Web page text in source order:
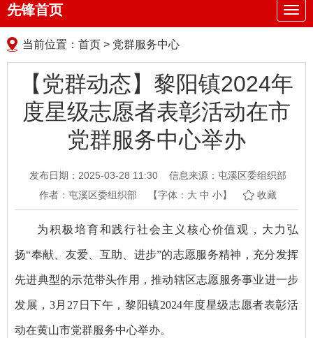
导
航
先锋首页
当前位置： 首页 > 党群服务中心
【党群动态】黎阳镇2024年
度星级志愿者表彰活动在市
党群服务中心举办
发布日期：2025-03-28 11:30
信息来源：屯溪区委组织部
作者：屯溪区委组织部
【字体： 大 中 小】 收藏
为积极培育和践行社会主义核心价值观，大力弘
扬“奉献、友爱、互助、进步”的志愿服务精神，充分发挥
先进典型的示范带头作用，推动辖区志愿服务事业进一步
发展，3月27日下午，黎阳镇2024年度星级志愿者表彰活
动在黄山市党群服务中心举办。